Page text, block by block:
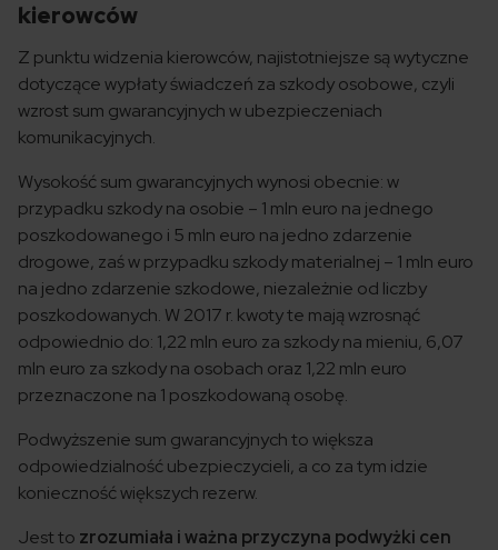
kierowców
Z punktu widzenia kierowców, najistotniejsze są wytyczne
dotyczące wypłaty świadczeń za szkody osobowe, czyli
wzrost sum gwarancyjnych w ubezpieczeniach
komunikacyjnych.
Wysokość sum gwarancyjnych wynosi obecnie: w
przypadku szkody na osobie – 1 mln euro na jednego
poszkodowanego i 5 mln euro na jedno zdarzenie
drogowe, zaś w przypadku szkody materialnej – 1 mln euro
na jedno zdarzenie szkodowe, niezależnie od liczby
poszkodowanych. W 2017 r. kwoty te mają wzrosnąć
odpowiednio do: 1,22 mln euro za szkody na mieniu, 6,07
mln euro za szkody na osobach oraz 1,22 mln euro
przeznaczone na 1 poszkodowaną osobę.
Podwyższenie sum gwarancyjnych to większa
odpowiedzialność ubezpieczycieli, a co za tym idzie
konieczność większych rezerw.
Jest to zrozumiała i ważna przyczyna podwyżki cen